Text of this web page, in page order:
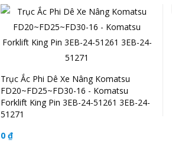
Trục Ắc Phi Dê Xe Nâng Komatsu
FD20~FD25~FD30-16 - Komatsu
Forklift King Pin 3EB-24-51261 3EB-24-
51271
0 ₫